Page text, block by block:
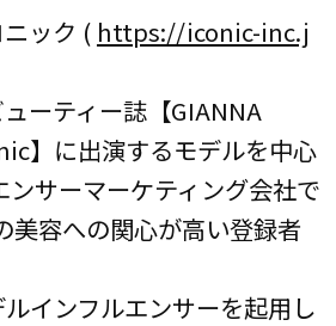
ック ( https://iconic-inc.j
ーティー誌【GIANNA
】に出演するモデルを中心
ンサーマーケティング会社で
美容への関心が高い登録者
インフルエンサーを起用し